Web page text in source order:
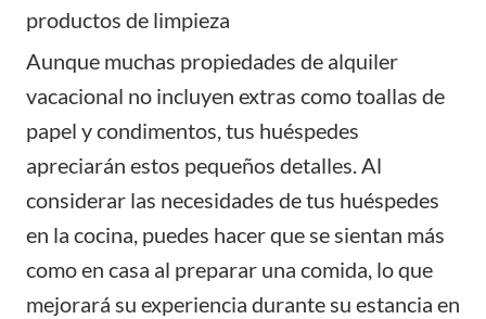
productos de limpieza
Aunque muchas propiedades de alquiler
vacacional no incluyen extras como toallas de
papel y condimentos, tus huéspedes
apreciarán estos pequeños detalles. Al
considerar las necesidades de tus huéspedes
en la cocina, puedes hacer que se sientan más
como en casa al preparar una comida, lo que
mejorará su experiencia durante su estancia en